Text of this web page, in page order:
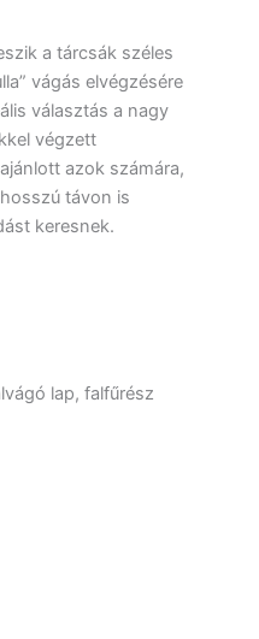
a tárcsák széles
vágás elvégzésére
választás a nagy
végzett
azok számára,
távon is
keresnek.
lap, falfűrész